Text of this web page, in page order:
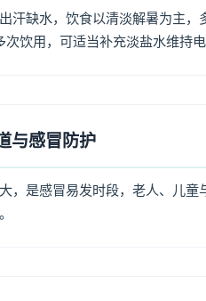
汗缺水，饮食以清淡解暑为主
饮用，可适当补充淡盐水维持电
与感冒防护
，是感冒易发时段，老人、儿